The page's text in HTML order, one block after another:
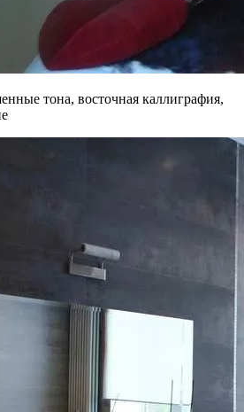
тона, восточная каллиграфия,